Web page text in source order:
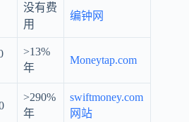
没有费
用
编钟网
>13%
年
Moneytap.com
>290%
年
swiftmoney.com
网站